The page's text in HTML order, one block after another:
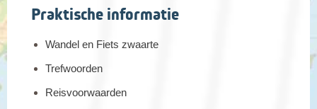
Praktische informatie
Wandel en Fiets zwaarte
Trefwoorden
Reisvoorwaarden